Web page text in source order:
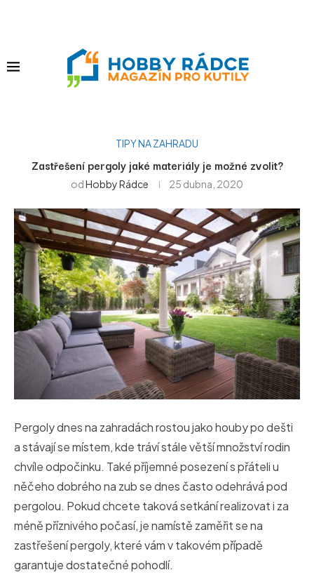
TIPY NA ZAHRADU
Zastřešení pergoly jaké materiály je možné zvolit?
odHobby Rádce 25 dubna, 2020
Pergoly dnes na zahradách rostou jako houby po dešti
a stávají se místem, kde tráví stále větší množství rodin
chvíle odpočinku. Také příjemné posezení s přáteli u
něčeho dobrého na zub se dnes často odehrává pod
pergolou. Pokud chcete taková setkání realizovat i za
méně příznivého počasí, je namístě zaměřit se na
zastřešení pergoly, které vám v takovém případě
garantuje dostatečné pohodlí.